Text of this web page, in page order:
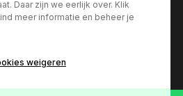
Daar zijn we eerlijk over. Klik
meer informatie en beheer je
weigeren